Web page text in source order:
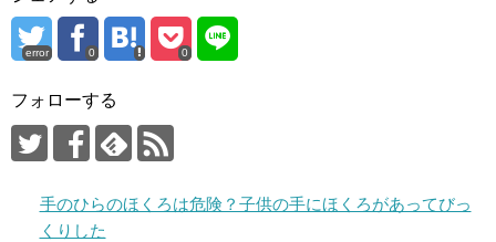
error 0 0
フォローする
手のひらのほくろは危険？子供の手にほくろがあってびっ
くりした